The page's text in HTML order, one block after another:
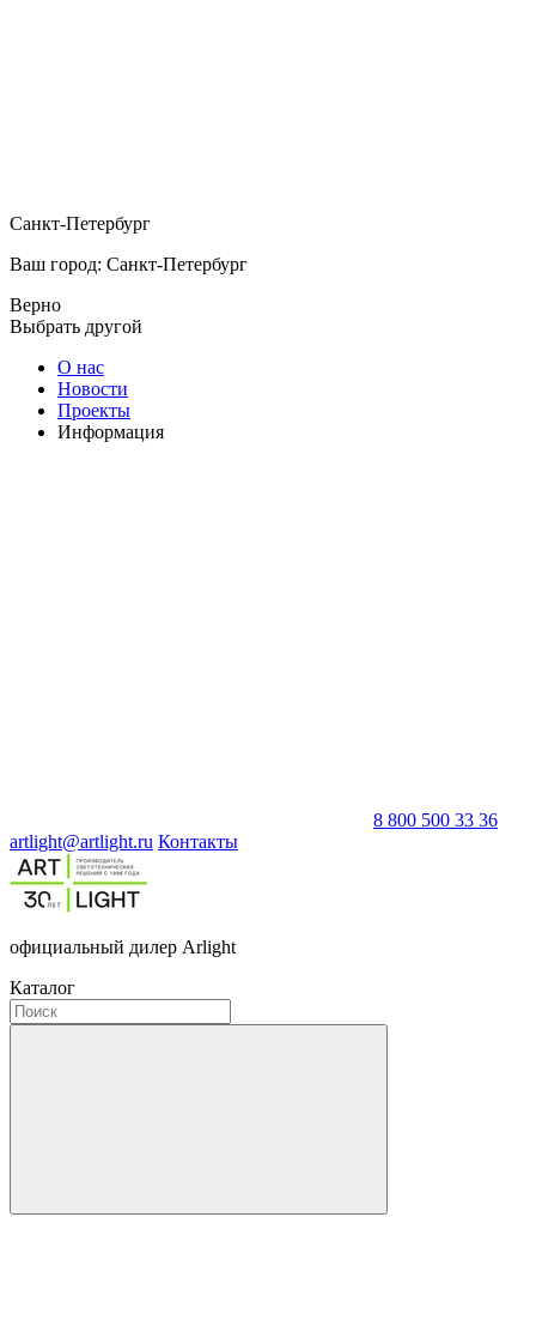
Санкт-Петербург
Ваш город: Санкт-Петербург
Верно
Выбрать другой
О нас
Новости
Проекты
Информация
8 800 500 33 36
artlight@artlight.ru Контакты
официальный дилер Arlight
Каталог